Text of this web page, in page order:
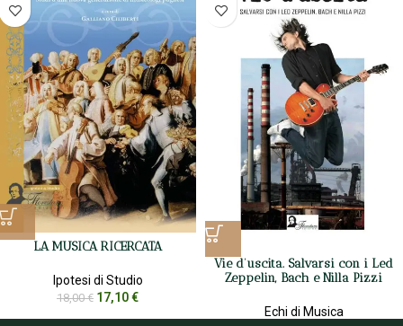
LA MUSICA RICERCATA
Ipotesi di Studio
18,00€ 17,10€
Vie d’uscita. Salvarsi con i Led
Zeppelin, Bach e Nilla Pizzi
Echi di Musica